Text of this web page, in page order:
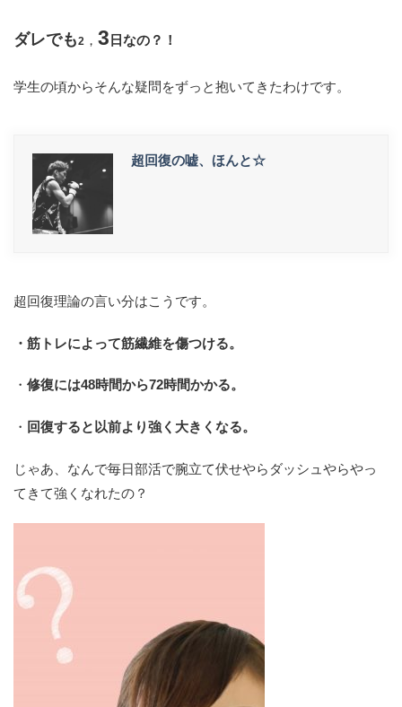
ダレでも2 ， 3 日なの？！
学生の頃からそんな疑問をずっと抱いてきたわけです。
超回復の嘘、ほんと☆
超回復理論の言い分はこうです。
・筋トレによって筋繊維を傷つける。
・ 修復には48時間から72時間かかる。
・ 回復すると以前より強く大きくなる。
じゃあ、なんで毎日部活で腕立て伏せやらダッシュやらやっ
てきて強くなれたの？